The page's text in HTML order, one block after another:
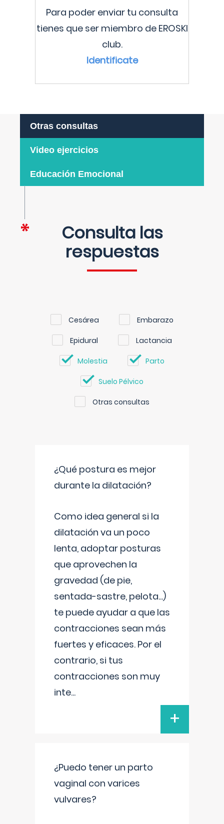
Para poder enviar tu consulta
tienes que ser miembro de EROSKI
club.
Identificate
Otras consultas
Video ejercicios
Educación Emocional
Consulta las
respuestas
Cesárea Embarazo
Epidural Lactancia
Molestia Parto
Suelo Pélvico
Otras consultas
¿Qué postura es mejor
durante la dilatación?
Como idea general si la
dilatación va un poco
lenta, adoptar posturas
que aprovechen la
gravedad (de pie,
sentada-sastre, pelota...)
te puede ayudar a que las
contracciones sean más
fuertes y eficaces. Por el
contrario, si tus
contracciones son muy
inte...
+
¿Puedo tener un parto
vaginal con varices
vulvares?